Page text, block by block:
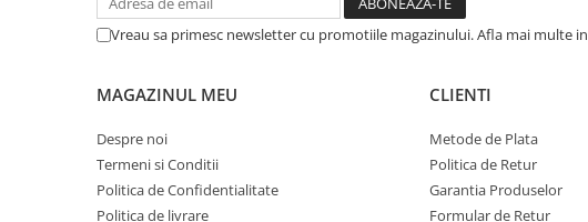
Suport medalii
Trofee Rasina
Trofee Metalice
Vreau sa primesc newsletter cu promotiile magazinului. Afla mai multe in
MAGAZINUL MEU
Despre noi
Termeni si Conditii
Politica de Confidentialitate
Politica de livrare
CLIENTI
Metode de Plata
Politica de Retur
Garantia Produselor
Formular de Retur